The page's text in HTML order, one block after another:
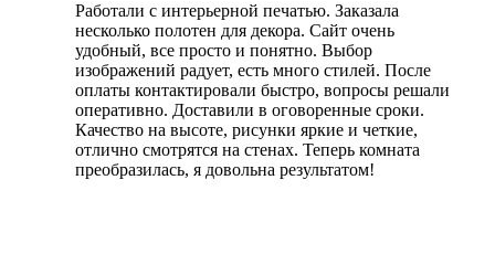
Работали с интерьерной печатью. Заказала
несколько полотен для декора. Сайт очень
удобный, все просто и понятно. Выбор
изображений радует, есть много стилей. После
оплаты контактировали быстро, вопросы решали
оперативно. Доставили в оговоренные сроки.
Качество на высоте, рисунки яркие и четкие,
отлично смотрятся на стенах. Теперь комната
преобразилась, я довольна результатом!